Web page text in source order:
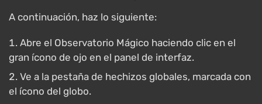
A continuación, haz lo siguiente:
Abre el Observatorio Mágico haciendo clic en el
gran ícono de ojo en el panel de interfaz.
Ve a la pestaña de hechizos globales, marcada con
el ícono del globo.